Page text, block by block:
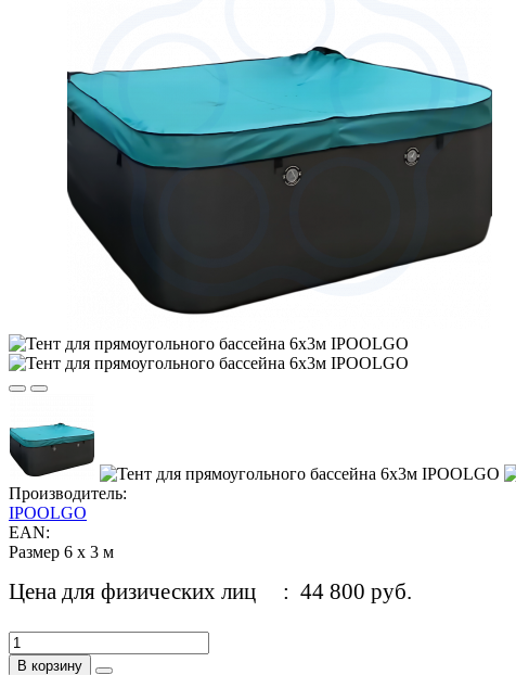
Производитель:
IPOOLGO
EAN:
Размер 6 х 3 м
Цена для физических лиц : 44 800 руб.
В корзину